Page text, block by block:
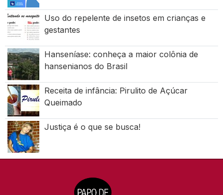
Uso do repelente de insetos em crianças e
gestantes
Hanseníase: conheça a maior colônia de
hansenianos do Brasil
Receita de infância: Pirulito de Açúcar
Queimado
Justiça é o que se busca!